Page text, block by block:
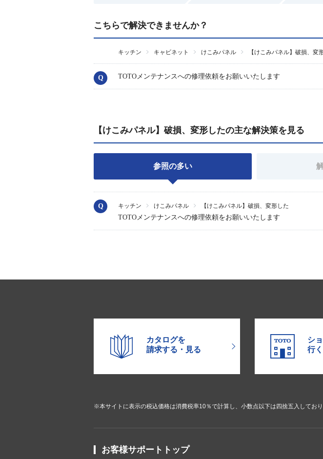
こちらで解決できませんか？
キッチン キャビネット けこみパネル 【けこみパネル】破損、変
TOTOメンテナンスへの修理依頼をお願いいたします
【けこみパネル】破損、変形したの主な解決策を見る
参照の多い
キッチン けこみパネル 【けこみパネル】破損、変形した
TOTOメンテナンスへの修理依頼をお願いいたします
カタログを
請求する・見る
シ
行く
※本サイトに表示の税込価格は消費税率10％で計算し、小数点以下は四捨五入しており
お客様サポートトップ